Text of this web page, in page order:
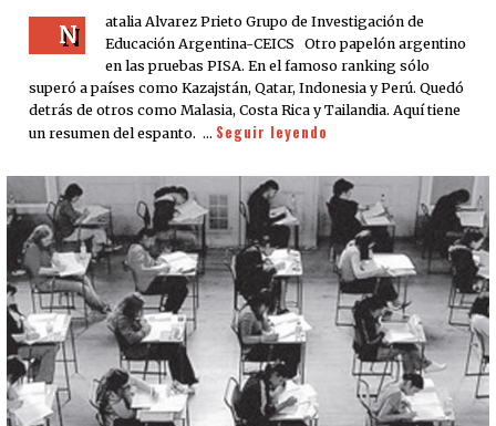
N
atalia Alvarez Prieto Grupo de Investigación de
Educación Argentina-CEICS Otro papelón argentino
en las pruebas PISA. En el famoso ranking sólo
superó a países como Kazajstán, Qatar, Indonesia y Perú. Quedó
detrás de otros como Malasia, Costa Rica y Tailandia. Aquí tiene
un resumen del espanto. … Seguir leyendo